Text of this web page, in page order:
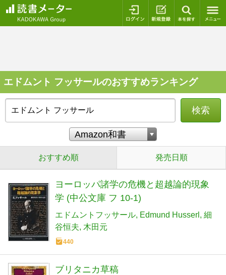
ログイン 新規登録
エドムント フッサールのおすすめランキング
検索
おすすめ順 発売日順
ヨーロッパ諸学の危機と超越論的現象
学 (中公文庫 フ 10-1)
エドムントフッサール Edmund Husserl
細
谷恒夫 木田元
440
ブリタニカ草稿